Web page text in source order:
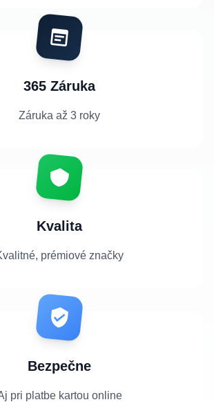
365 Záruka
Záruka až 3 roky
Kvalita
prémiové značky
Bezpečne
pri platbe kartou online